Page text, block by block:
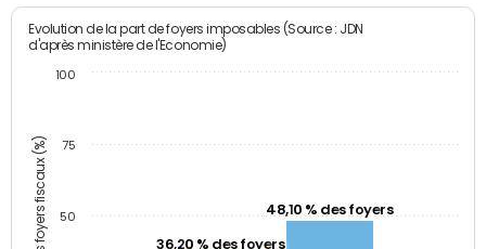
Part des foyers fiscaux (%)
Evolution de la part de foyers imposables (Source : JDN
d'après ministère de l'Economie)
36,20 % des foyers
48,10 % des foyers
50
75
100